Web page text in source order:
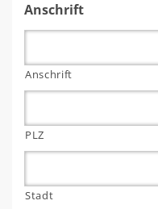
Anschrift
Anschrift
PLZ
Stadt